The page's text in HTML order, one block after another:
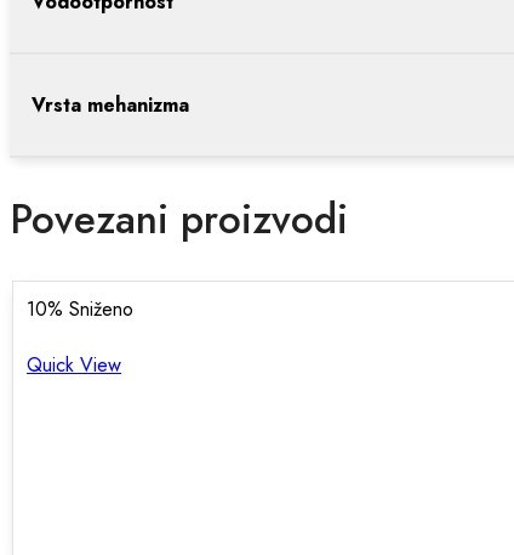
Vrsta mehanizma
Povezani proizvodi
10% Sniženo
Quick View